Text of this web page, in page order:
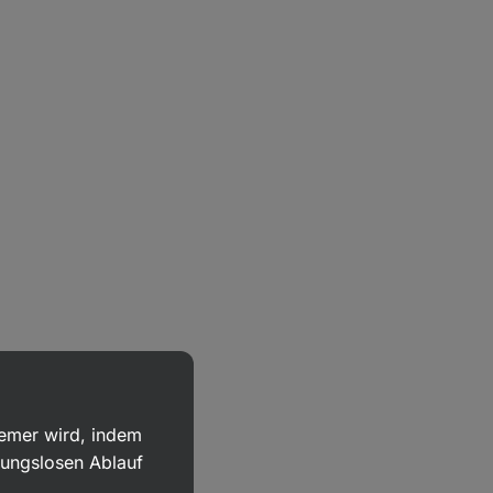
wird, indem
Ablauf